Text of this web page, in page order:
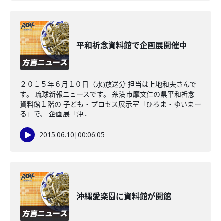
平和祈念資料館で企画展開催中
２０１５年６月１０日（水)放送分 担当は上地和夫さんで
す。 琉球新報ニュースです。 糸満市摩文仁の県平和祈念
資料館１階の 子ども・プロセス展示室「ひろま・ゆいまー
る」で、 企画展「沖...
2015.06.10 |00:06:05
沖縄愛楽園に資料館が開館